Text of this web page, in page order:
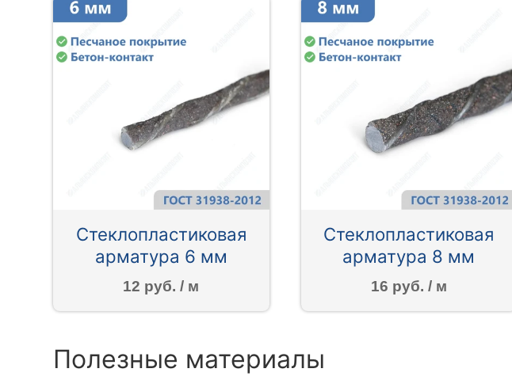
Стеклопластиковая
арматура 6 мм
12 руб. / м
Стеклопластиковая
арматура 8 мм
16 руб. / м
Полезные материалы